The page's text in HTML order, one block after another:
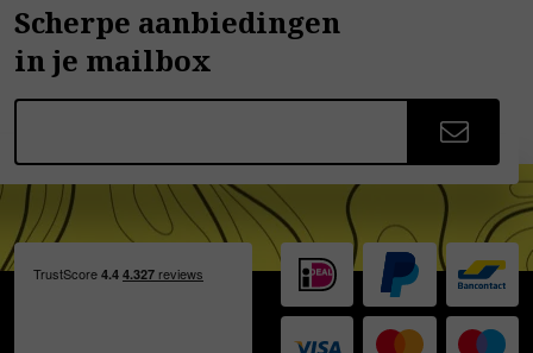
Scherpe aanbiedingen
in je mailbox